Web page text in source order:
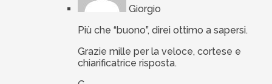
Giorgio
Più che “buono”, direi ottimo a sapersi.
Grazie mille per la veloce, cortese e
chiarificatrice risposta.